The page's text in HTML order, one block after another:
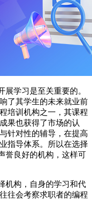
展学习是至关重要的。
了其学生的未来就业前
培训机构之一，其课程
果也获得了市场的认
针对性的辅导，在提高
指导体系。所以在选择
誉良好的机构，这样可
机构，自身的学习和代
往会考察求职者的编程